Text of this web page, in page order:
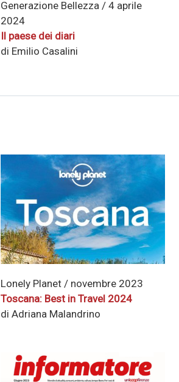
Generazione Bellezza / 4 aprile
2024
Il paese dei diari
di Emilio Casalini
Lonely Planet / novembre 2023
Toscana: Best in Travel 2024
di Adriana Malandrino